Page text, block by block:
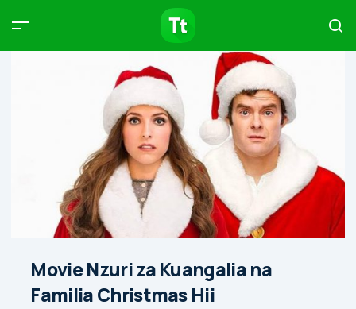
Movie Nzuri za Kuangalia na
Familia Christmas Hii
Products Articles
Type to start searching…